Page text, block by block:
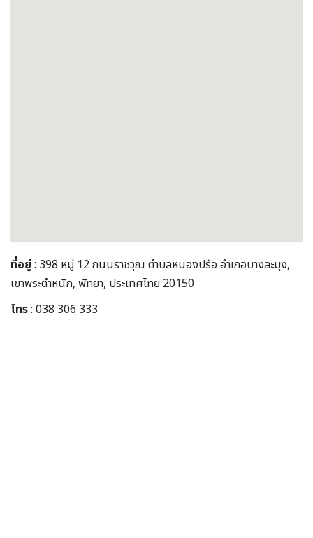
ที่อยู่: 398 หมู่ 12 ถนนราชวุณ ตำบลหนองปรือ อำเภอบางละมุง,
เขาพระตำหนัก, พัทยา, ประเทศไทย 20150
โทร: 038 306 333